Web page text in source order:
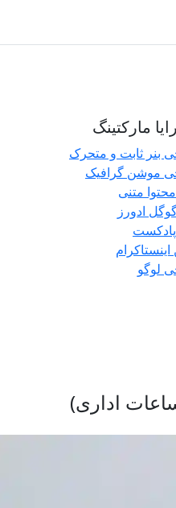
مارکتینگ
بنر ثابت و متحرک
موشن گرافیک
محتوا متنی
ادورز
پادکست
اینستاکرام
لوگو
اداری)